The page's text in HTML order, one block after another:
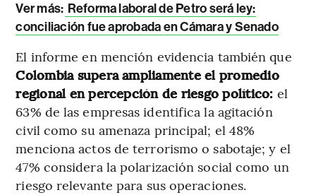
Ver más: Reforma laboral de Petro será ley:
conciliación fue aprobada en Cámara y Senado
El informe en mención evidencia también que
Colombia supera ampliamente el promedio
regional en percepción de riesgo político: el
63% de las empresas identifica la agitación
civil como su amenaza principal; el 48%
menciona actos de terrorismo o sabotaje; y el
47% considera la polarización social como un
riesgo relevante para sus operaciones.